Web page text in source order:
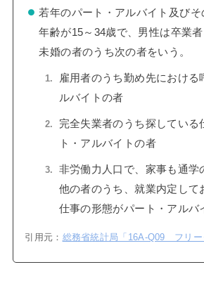
若年のパート・アルバイト及びそ
年齢が15～34歳で、男性は卒業
未婚の者のうち次の者をいう。
雇用者のうち勤め先における
ルバイトの者
完全失業者のうち探している
ト・アルバイトの者
非労働力人口で、家事も通学
他の者のうち、就業内定して
仕事の形態がパート・アルバ
引用元： 総務省統計局「16A-Q09 フリー